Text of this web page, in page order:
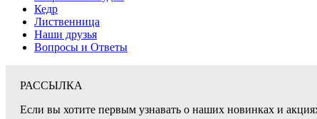
Кедр
Лиственница
Наши друзья
Вопросы и Ответы
РАССЫЛКА
Если вы хотите первым узнавать о наших новинках и